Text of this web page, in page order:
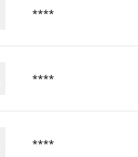
****
****
****